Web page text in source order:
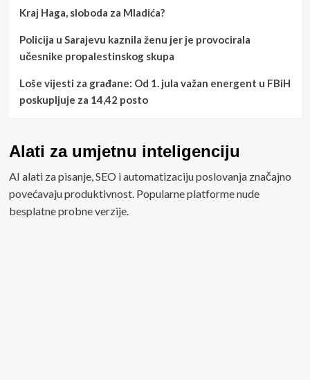
Kraj Haga, sloboda za Mladića?
Policija u Sarajevu kaznila ženu jer je provocirala
učesnike propalestinskog skupa
Loše vijesti za građane: Od 1. jula važan energent u FBiH
poskupljuje za 14,42 posto
Alati za umjetnu inteligenciju
AI alati za pisanje, SEO i automatizaciju poslovanja značajno
povećavaju produktivnost. Popularne platforme nude
besplatne probne verzije.